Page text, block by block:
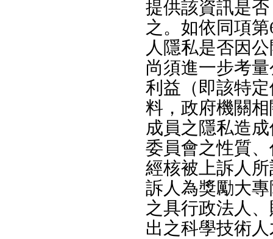
提供該資訊是
之。如依同項
人隱私是否因
尚須進一步考
利益（即該特
料，政府機關
成員之隱私造
委員會之性質
經核被上訴人
訴人為獎勵大
之具行政法人
出之科學技術